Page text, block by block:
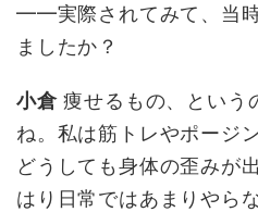
━━実際されてみて、当
ましたか？
小倉痩せるもの、という
ね。私は筋トレやポージ
どうしても身体の歪みが
はり日常ではあまりやら